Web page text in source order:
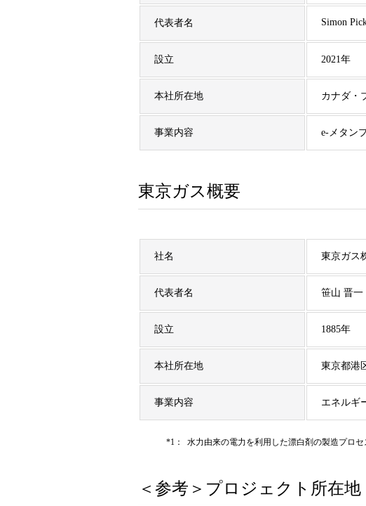
代表者名 Simon
設立 2021年
本社所在地 カナダ・
事業内容 e-メタン
東京ガス概要
社名 東京ガス
代表者名 笹山 晋一
設立 1885年
本社所在地 東京都港
事業内容 エネルギ
*1： 水力由来の電力を利用した漂白剤の製造プロ
＜参考＞プロジェクト所在地